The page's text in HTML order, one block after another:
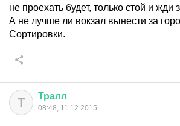
не проехать будет, только стой и жди
А не лучше ли вокзал вынести за
Сортировки.
Т Тралл
08:48, 11.12.2015